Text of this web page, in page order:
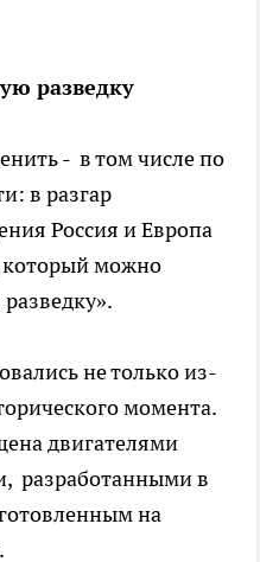
разведку
- в том числе по
в разгар
Россия и Европа
который можно
не только из-
момента.
двигателями
разработанными в
на